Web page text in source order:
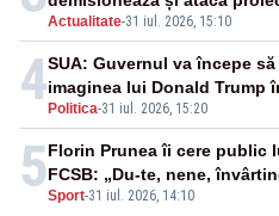
Actualitate-31 iul. 2026, 15:10
4 Politica-31 iul. 2026, 15:20
SUA: Guvernul va începe
imaginea lui Donald Trump
5Sport-31 iul. 2026, 14:10
Florin Prunea îi cere public
FCSB: „Du-te, nene,